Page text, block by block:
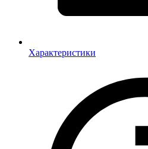
Характеристики